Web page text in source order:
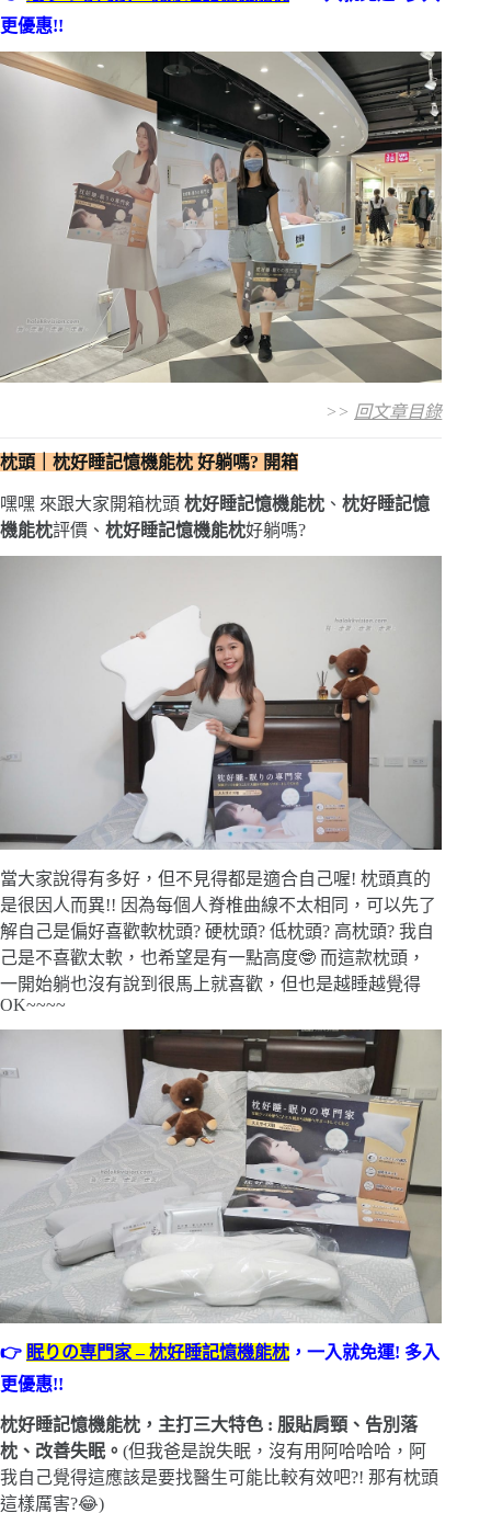
更優惠!!
>> 回文章目錄
枕頭｜枕好睡記憶機能枕 好躺嗎? 開箱
嘿嘿 來跟大家開箱枕頭 枕好睡記憶機能枕 、 枕好睡記憶
機能枕評價、 枕好睡記憶機能枕好躺嗎?
當大家說得有多好，但不見得都是適合自己喔! 枕頭真的
是很因人而異!! 因為每個人脊椎曲線不太相同，可以先了
解自己是偏好喜歡軟枕頭? 硬枕頭? 低枕頭? 高枕頭? 我自
己是不喜歡太軟，也希望是有一點高度🤓 而這款枕頭，
一開始躺也沒有說到很馬上就喜歡，但也是越睡越覺得
OK~~~~
👉 眠りの専門家 – 枕好睡記憶機能枕 ，一入就免運! 多入
更優惠!!
枕好睡記憶機能枕，主打三大特色 : 服貼肩頸、告別落
枕、改善失眠。 (但我爸是說失眠，沒有用阿哈哈哈，阿
我自己覺得這應該是要找醫生可能比較有效吧?! 那有枕頭
這樣厲害?😂)